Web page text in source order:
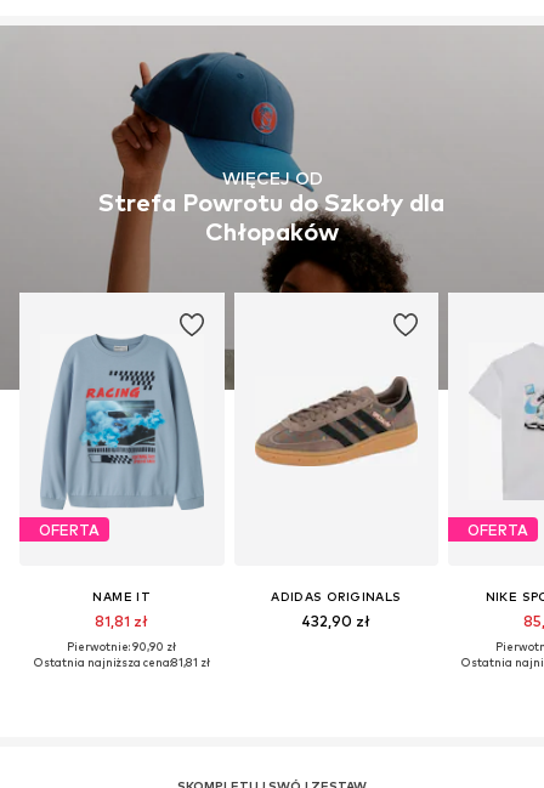
WIĘCEJ OD
Strefa Powrotu do Szkoły dla
Chłopaków
OFERTA
NAME IT
81,81 zł
Pierwotnie: 90,90 zł
Ostatnia najniższa cena:81,81 zł
ADIDAS ORIGINALS
432,90 zł
OFERTA
NIKE
Ostatnia